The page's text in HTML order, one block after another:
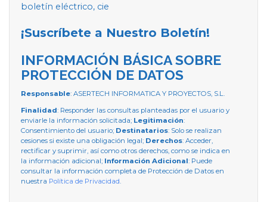
boletín eléctrico, cie
¡Suscríbete a Nuestro Boletín!
INFORMACIÓN BÁSICA SOBRE
PROTECCIÓN DE DATOS
Responsable: ASERTECH INFORMATICA Y PROYECTOS, S.L.
Finalidad: Responder las consultas planteadas por el usuario y
enviarle la información solicitada; Legitimación:
Consentimiento del usuario; Destinatarios: Solo se realizan
cesiones si existe una obligación legal; Derechos: Acceder,
rectificar y suprimir, así como otros derechos, como se indica en
la información adicional; Información Adicional: Puede
consultar la información completa de Protección de Datos en
nuestra Política de Privacidad